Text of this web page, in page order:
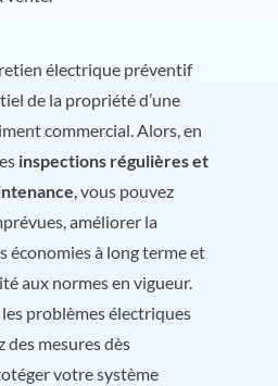
électrique préventif
de la propriété d’une
commercial. Alors, en
inspections régulières et
, vous pouvez
améliorer la
économies à long terme et
aux normes en vigueur.
les problèmes électriques
mesures dès
votre système